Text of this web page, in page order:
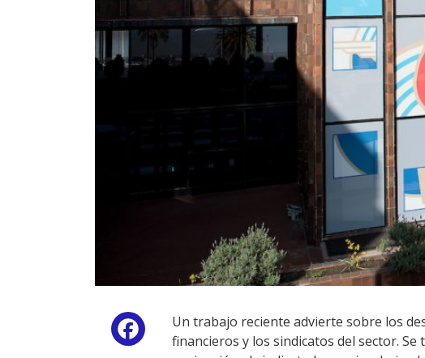
Facebook
Un trabajo reciente advierte sobre los
financieros y los sindicatos del sector.